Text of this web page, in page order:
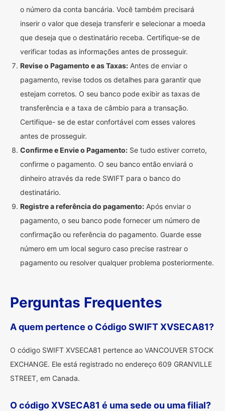
o número da conta bancária. Você também precisará
inserir o valor que deseja transferir e selecionar a moeda
que deseja que o destinatário receba. Certifique-se de
verificar todas as informações antes de prosseguir.
Revise o Pagamento e as Taxas: Antes de enviar o
pagamento, revise todos os detalhes para garantir que
estejam corretos. O seu banco pode exibir as taxas de
transferência e a taxa de câmbio para a transação.
Certifique- se de estar confortável com esses valores
antes de prosseguir.
Confirme e Envie o Pagamento: Se tudo estiver correto,
confirme o pagamento. O seu banco então enviará o
dinheiro através da rede SWIFT para o banco do
destinatário.
Registre a referência do pagamento: Após enviar o
pagamento, o seu banco pode fornecer um número de
confirmação ou referência do pagamento. Guarde esse
número em um local seguro caso precise rastrear o
pagamento ou resolver qualquer problema posteriormente.
Perguntas Frequentes
A quem pertence o Código SWIFT XVSECA81?
O código SWIFT XVSECA81 pertence ao VANCOUVER STOCK
EXCHANGE. Ele está registrado no endereço 609 GRANVILLE
STREET, em Canada.
O código XVSECA81 é uma sede ou uma filial?